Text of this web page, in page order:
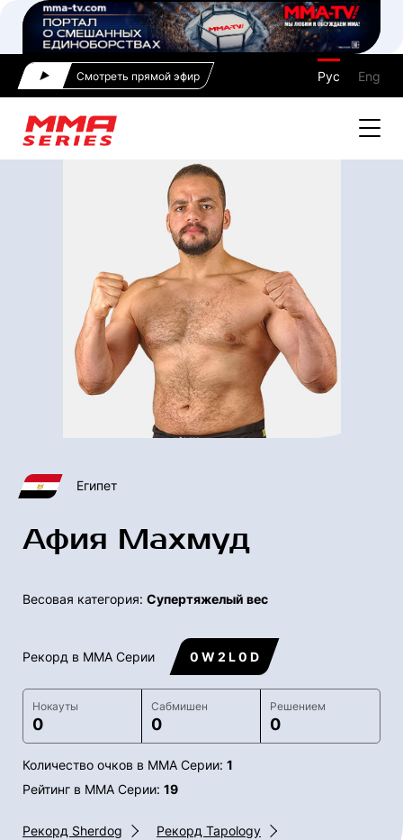
Смотреть прямой эфир Рус Eng
Египет
Афия Махмуд
Весовая категория: Супертяжелый вес
Рекорд в ММА Серии 0 W 2 L 0 D
Нокауты
0
Сабмишен
0
Решением
0
Количество очков в ММА Серии: 1
Рейтинг в ММА Серии: 19
Рекорд Sherdog Рекорд Tapology